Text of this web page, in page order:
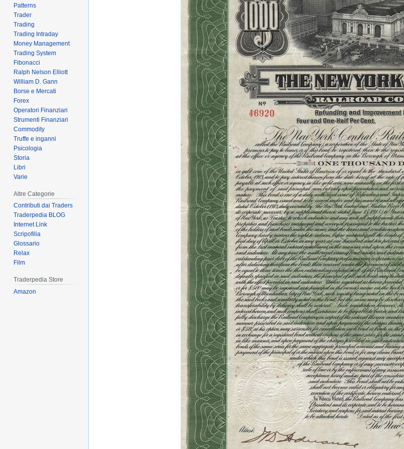
Patterns
Trader
Trading
Trading Intraday
Money Management
Trading System
Fibonacci
Ralph Nelson Elliott
William D. Gann
Borse e Mercati
Forex
Operatori Finanziari
Strumenti Finanziari
Commodity
Truffe e inganni
Psicologia
Storia
Libri
Varie
Altre Categorie
Contributi dai Traders
Traderpedia BLOG
Internet Link
Scripofilia
Glossario
Relax
Film
Traderpedia Store
Amazon